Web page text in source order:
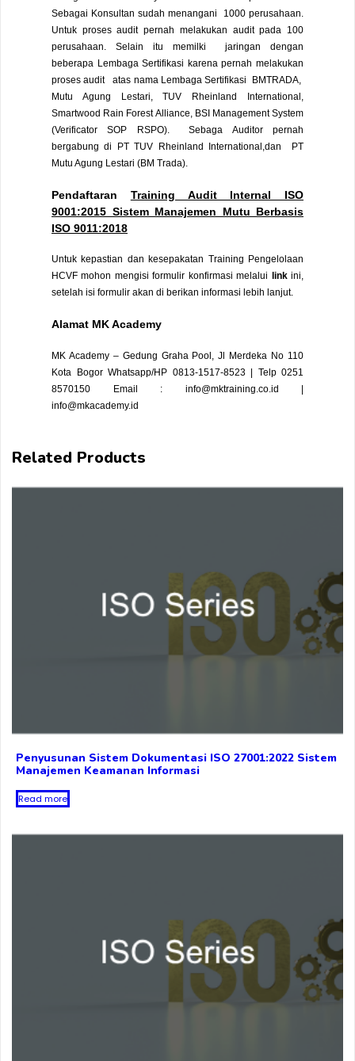
Sebagai Konsultan sudah menangani 1000 perusahaan.
Untuk proses audit pernah melakukan audit pada 100
perusahaan. Selain itu memilki jaringan dengan
beberapa Lembaga Sertifikasi karena pernah melakukan
proses audit atas nama Lembaga Sertifikasi BMTRADA,
Mutu Agung Lestari, TUV Rheinland International,
Smartwood Rain Forest Alliance, BSI Management System
(Verificator SOP RSPO). Sebaga Auditor pernah
bergabung di PT TUV Rheinland International,dan PT
Mutu Agung Lestari (BM Trada).
Pendaftaran Training Audit Internal ISO
9001:2015 Sistem Manajemen Mutu Berbasis
ISO 9011:2018
Untuk kepastian dan kesepakatan Training Pengelolaan
HCVF mohon mengisi formulir konfirmasi melalui
linkini,
setelah isi formulir akan di berikan informasi lebih lanjut.
Alamat MK Academy
MK Academy – Gedung Graha Pool, Jl Merdeka No 110
Kota Bogor Whatsapp/HP 0813-1517-8523 | Telp 0251
8570150
Email : info@mktraining.co.id |
info@mkacademy.id
Related Products
Penyusunan Sistem Dokumentasi ISO 27001:2022 Sistem
Manajemen Keamanan Informasi
Read more